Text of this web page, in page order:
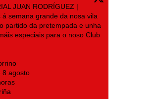
JUAN RODRÍGUEZ |
á semana grande da nosa vila
partido da pretempada e unha
especiais para o noso Club
8 agosto